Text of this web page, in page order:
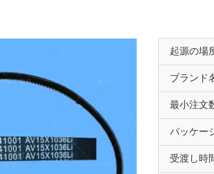
起源の場
ブランド
最小注文
パッケー
受渡し時